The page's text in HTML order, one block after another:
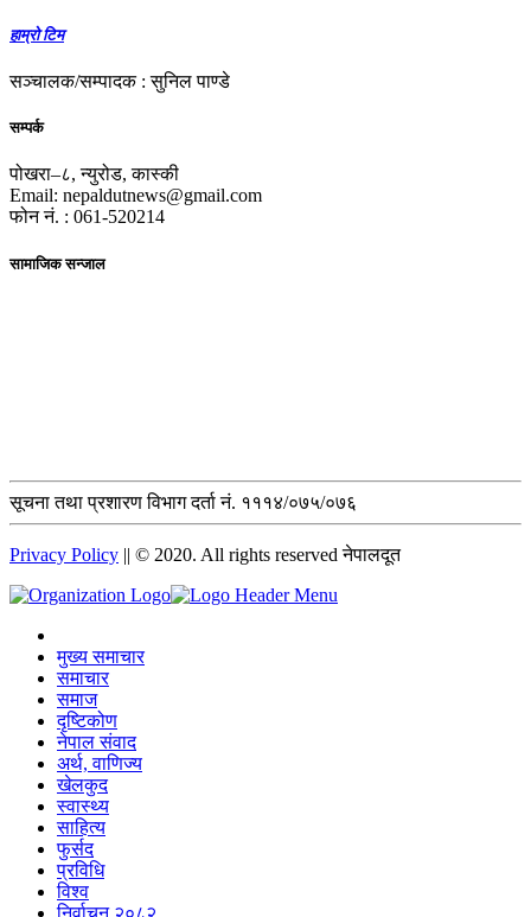
हाम्रो टिम
सञ्चालक/सम्पादक : सुनिल पाण्डे
सम्पर्क
पोखरा–८, न्युरोड, कास्की
Email: nepaldutnews@gmail.com
फोन नं. : 061-520214
सामाजिक सन्जाल
सूचना तथा प्रशारण विभाग दर्ता नं. १११४/०७५/०७६
Privacy Policy || © 2020. All rights reserved नेपालदूत
मुख्य समाचार
समाचार
समाज
दृष्टिकोण
नेपाल संवाद
अर्थ, वाणिज्य
खेलकुद
स्वास्थ्य
साहित्य
फुर्सद
प्रविधि
विश्व
निर्वाचन २०८२